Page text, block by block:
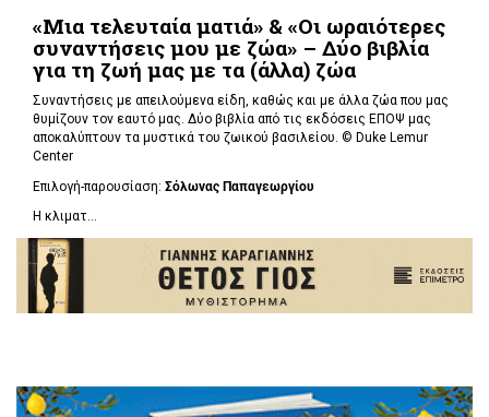
«Μια τελευταία ματιά» & «Οι ωραιότερες
συναντήσεις μου με ζώα» – Δύο βιβλία
για τη ζωή μας με τα (άλλα) ζώα
Συναντήσεις με απειλούμενα είδη, καθώς και με άλλα ζώα που μας
θυμίζουν τον εαυτό μας. Δύο βιβλία από τις εκδόσεις ΕΠΟΨ μας
αποκαλύπτουν τα μυστικά του ζωικού βασιλείου. © Duke Lemur
Center
Επιλογή-παρουσίαση: Σόλωνας Παπαγεωργίου
Η κλιματ...